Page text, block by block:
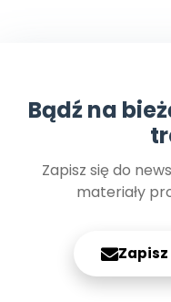
Bądź na
Zapisz się do
materiały